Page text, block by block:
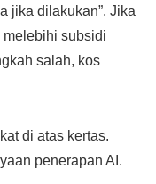
jika dilakukan”. Jika
melebihi subsidi
salah, kos
di atas kertas.
penerapan AI.